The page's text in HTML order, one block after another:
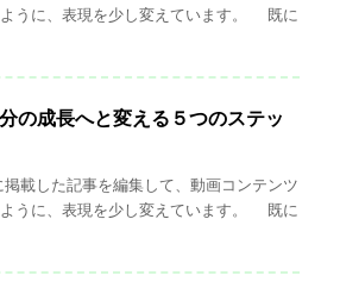
うに、表現を少し変えています。 既に
の成長へと変える５つのステッ
した記事を編集して、動画コンテンツ
うに、表現を少し変えています。 既に